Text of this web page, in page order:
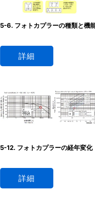
5-6. フォトカプラーの種類と機
詳細
5-12. フォトカプラーの経年変化
詳細